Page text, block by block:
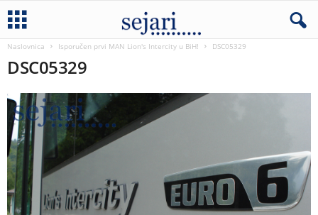
Naslovnica Isporučen prvi MAN Lion's Intercity u BiH! DSC05329
DSC05329